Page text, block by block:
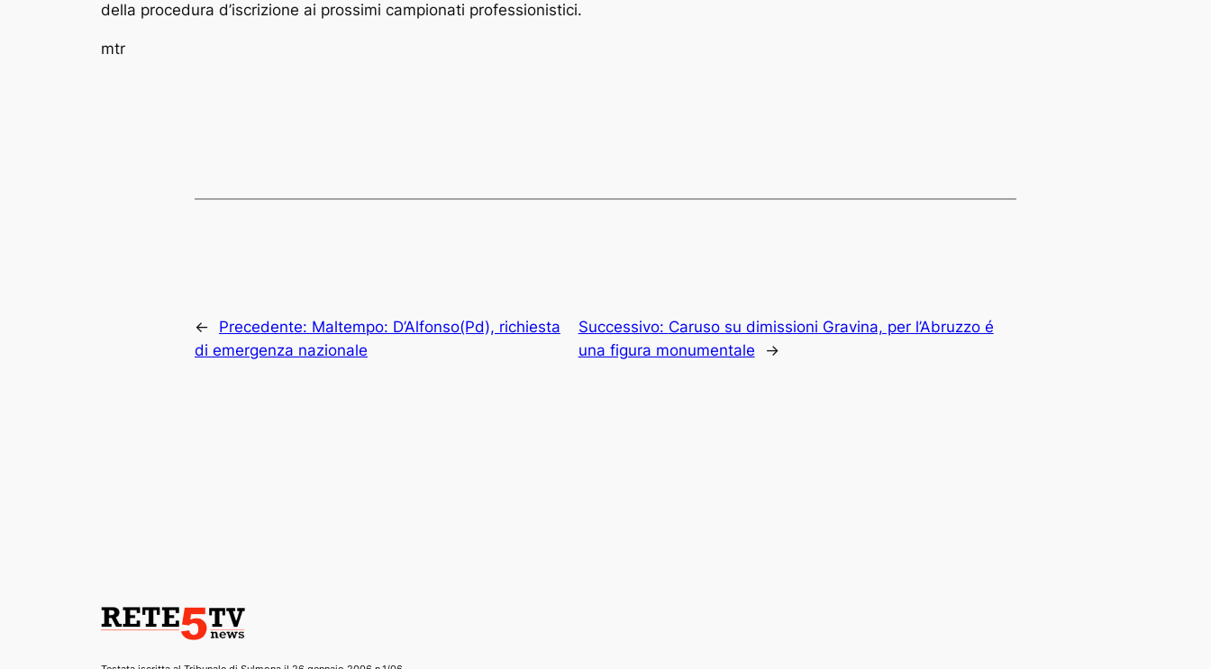
della procedura d’iscrizione ai prossimi campionati professionistici.
mtr
← Precedente: Maltempo: D’Alfonso(Pd), richiesta
di emergenza nazionale
Successivo: Caruso su dimissioni Gravina, per l’Abruzzo é
una figura monumentale
→